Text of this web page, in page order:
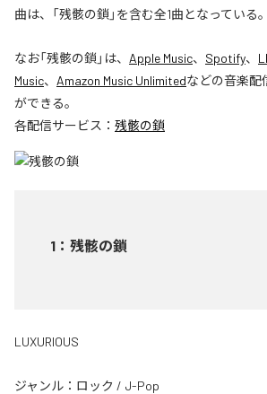
曲は、「残骸の鎖」を含む全1曲となっている。
なお「残骸の鎖 」は、 Apple Music、 Spotify、
Music、 Amazon Music Unlimitedなどの音楽配
ができる。
各配信サービス： 残骸の鎖
1 ： 残骸の鎖
LUXURIOUS
ジャンル： ロック / J-Pop